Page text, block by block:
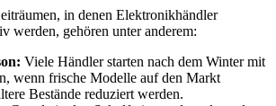
in denen Elektronikhändler
werden, gehören unter anderem:
Viele Händler starten nach dem Winter mit
wenn frische Modelle auf den Markt
Bestände reduziert werden.